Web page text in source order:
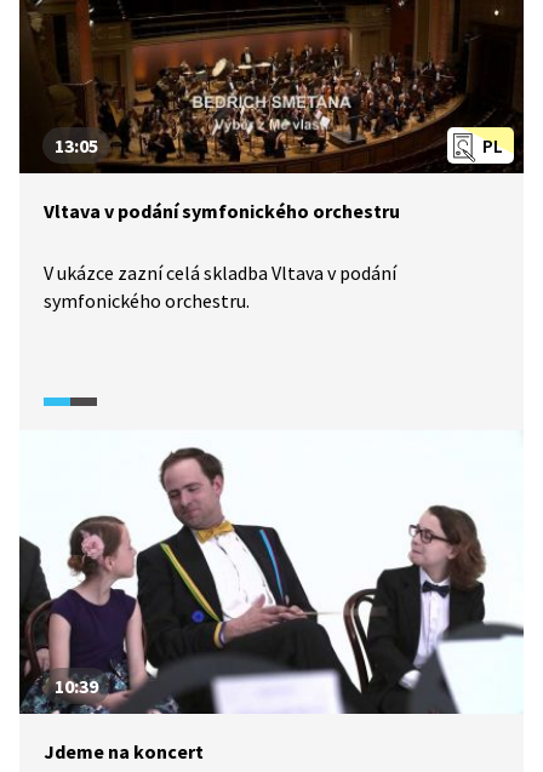
PL
13:05
Vltava v podání symfonického orchestru
V ukázce zazní celá skladba Vltava v podání
symfonického orchestru.
10:39
Jdeme na koncert